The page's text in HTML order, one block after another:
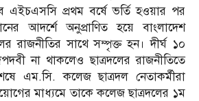
এইচএসসি প্রথম বর্ষে ভর্তি হওয়ার পর
আদর্শে অনুপ্রাণিত হয়ে বাংলাদেশ
রাজনীতির সাথে সম্পৃক্ত হন। দীর্ঘ ১০
না থাকলেও ছাত্রদলের রাজনীতিতে
এম.সি. কলেজ ছাত্রদল নেতাকর্মীরা
মাধ্যমে তাকে কলেজ ছাত্রদলের ১ম